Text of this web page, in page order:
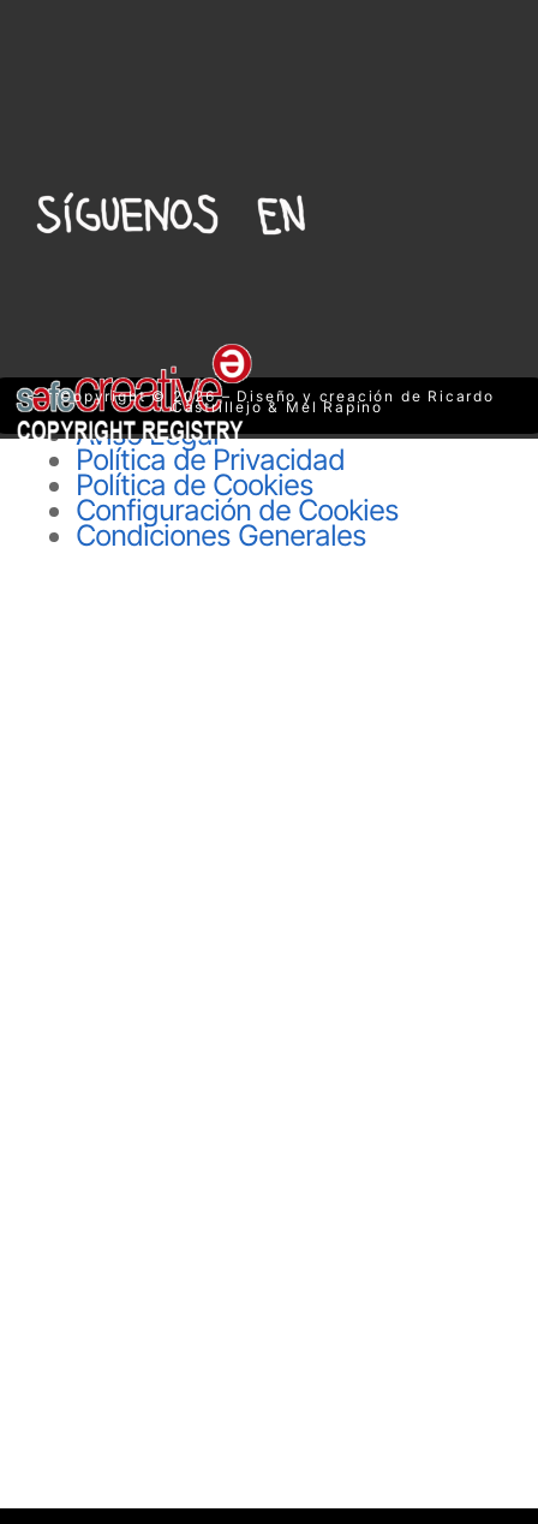
Copyright © 2026 – Diseño y creación de Ricardo
Castrillejo & Mel Rapino
Aviso Legal
Política de Privacidad
Política de Cookies
Configuración de Cookies
Condiciones Generales